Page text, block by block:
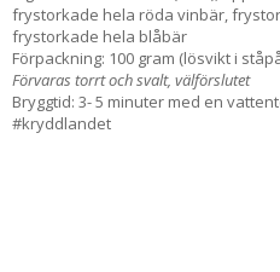
frystorkade hela röda vinbär,
frystorkade hela blåbär
Förpackning: 100 gram (lösvikt i
Förvaras torrt och svalt, välförslutet
Bryggtid: 3- 5 minuter med en
#kryddlandet